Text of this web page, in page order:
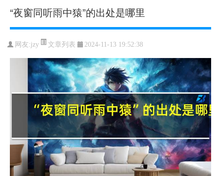
“夜窗同听雨中猿”的出处是哪里
网友:jzy 文章列表 2024-11-13 19:52:38